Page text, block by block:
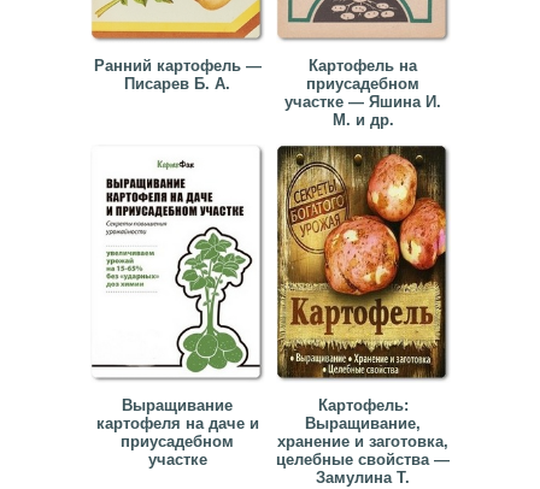
Ранний картофель —
Писарев Б. А.
Картофель на
приусадебном
участке — Яшина И.
М. и др.
Выращивание
картофеля на даче и
приусадебном
участке
Картофель:
Выращивание,
хранение и заготовка,
целебные свойства —
Замулина Т.